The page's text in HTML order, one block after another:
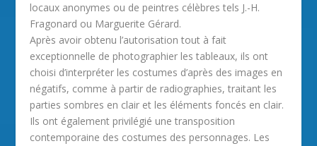
locaux anonymes ou de peintres célèbres tels J.-H.
Fragonard ou Marguerite Gérard.
Après avoir obtenu l’autorisation tout à fait
exceptionnelle de photographier les tableaux, ils ont
choisi d’interpréter les costumes d’après des images en
négatifs, comme à partir de radiographies, traitant les
parties sombres en clair et les éléments foncés en clair.
Ils ont également privilégié une transposition
contemporaine des costumes des personnages. Les